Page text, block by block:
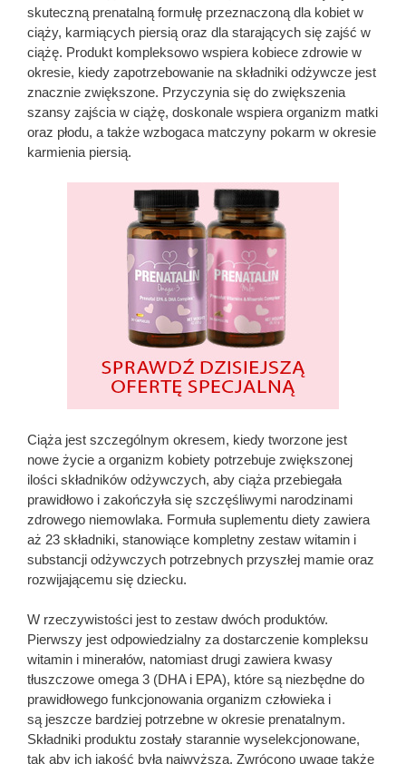
skuteczną prenatalną formułę przeznaczoną dla kobiet w
ciąży, karmiących piersią oraz dla starających się zajść w
ciążę. Produkt kompleksowo wspiera kobiece zdrowie w
okresie, kiedy zapotrzebowanie na składniki odżywcze jest
znacznie zwiększone. Przyczynia się do zwiększenia
szansy zajścia w ciążę, doskonale wspiera organizm matki
oraz płodu, a także wzbogaca matczyny pokarm w okresie
karmienia piersią.
Ciąża jest szczególnym okresem, kiedy tworzone jest
nowe życie a organizm kobiety potrzebuje zwiększonej
ilości składników odżywczych, aby ciąża przebiegała
prawidłowo i zakończyła się szczęśliwymi narodzinami
zdrowego niemowlaka. Formuła suplementu diety zawiera
aż 23 składniki, stanowiące kompletny zestaw witamin i
substancji odżywczych potrzebnych przyszłej mamie oraz
rozwijającemu się dziecku.
W rzeczywistości jest to zestaw dwóch produktów.
Pierwszy jest odpowiedzialny za dostarczenie kompleksu
witamin i minerałów, natomiast drugi zawiera kwasy
tłuszczowe omega 3 (DHA i EPA), które są niezbędne do
prawidłowego funkcjonowania organizm człowieka i
są jeszcze bardziej potrzebne w okresie prenatalnym.
Składniki produktu zostały starannie wyselekcjonowane,
tak aby ich jakość była najwyższa. Zwrócono uwagę także